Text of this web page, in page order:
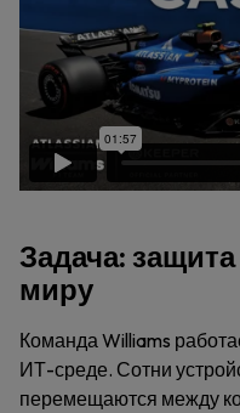
Задача:
миру
Команда Williams
ИТ-среде. Сотни
перемещаются между